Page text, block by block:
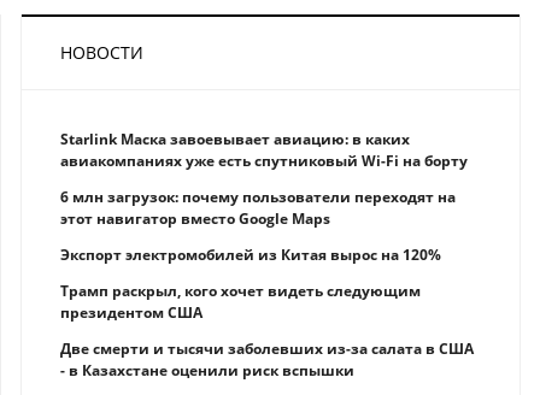
НОВОСТИ
Starlink Маска завоевывает авиацию: в каких
авиакомпаниях уже есть спутниковый Wi-Fi на борту
6 млн загрузок: почему пользователи переходят на
этот навигатор вместо Google Maps
Экспорт электромобилей из Китая вырос на 120%
Трамп раскрыл, кого хочет видеть следующим
президентом США
Две смерти и тысячи заболевших из-за салата в США
- в Казахстане оценили риск вспышки